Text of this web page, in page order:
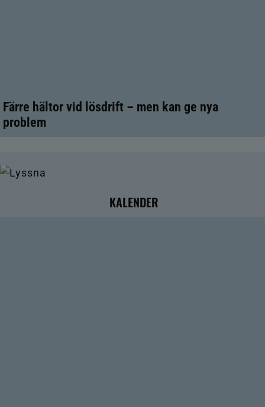
Färre hältor vid lösdrift – men kan ge nya
problem
KALENDER